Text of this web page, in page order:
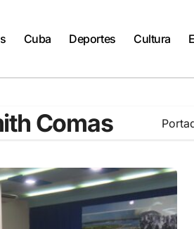
Cuba Deportes Cultura
Comas